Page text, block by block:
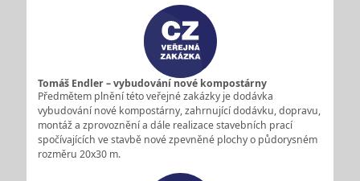
Tomáš Endler – vybudování nové kompostárny
Předmětem plnění této veřejné zakázky je dodávka
vybudování nové kompostárny, zahrnující dodávku, dopravu,
montáž a zprovoznění a dále realizace stavebních prací
spočívajících ve stavbě nové zpevněné plochy o půdorysném
rozměru 20x30 m.